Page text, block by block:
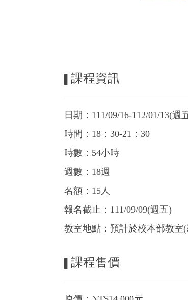
課程資訊
日期：111/09/16-112/01/13(週
時間：18：30-21：30
時數：54小時
週數：18週
名額：15人
報名截止：111/09/09(週五)
教室地點：預計於校本部教室
課程售價